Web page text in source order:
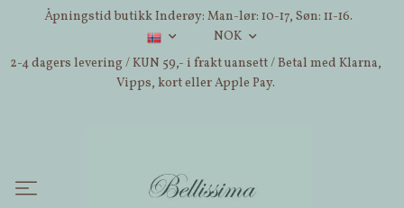
Åpningstid butikk Inderøy: Man-lør: 10-17, Søn: 11-16.
NOK
2-4 dagers levering / KUN 59,- i frakt uansett / Betal med Klarna,
Vipps, kort eller Apple Pay.